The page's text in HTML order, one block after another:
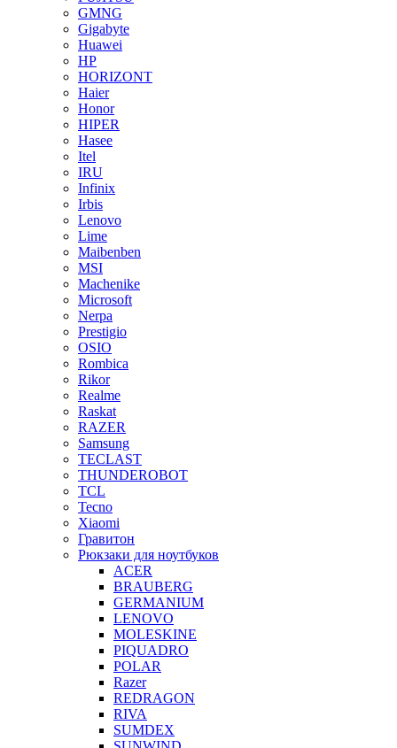
GMNG
Gigabyte
Huawei
HP
HORIZONT
Haier
Honor
HIPER
Hasee
Itel
IRU
Infinix
Irbis
Lenovo
Lime
Maibenben
MSI
Machenike
Microsoft
Nerpa
Prestigio
OSIO
Rombica
Rikor
Realme
Raskat
RAZER
Samsung
TECLAST
THUNDEROBOT
TCL
Tecno
Xiaomi
Гравитон
Рюкзаки для ноутбуков
ACER
BRAUBERG
GERMANIUM
LENOVO
MOLESKINE
PIQUADRO
POLAR
Razer
REDRAGON
RIVA
SUMDEX